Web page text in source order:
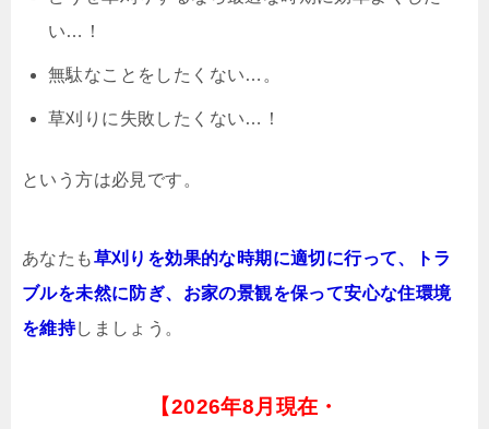
い…！
無駄なことをしたくない…。
草刈りに失敗したくない…！
という方は必見です。
あなたも草刈りを効果的な時期に適切に行って、トラ
ブルを未然に防ぎ、お家の景観を保って安心な住環境
を維持しましょう。
【2026年8月現在・